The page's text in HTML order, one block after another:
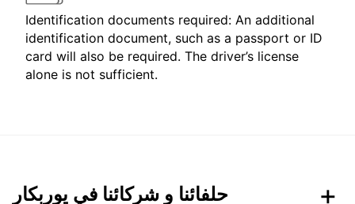
Identification documents required: An additional
identification document, such as a passport or ID
card will also be required. The driver’s license
alone is not sufficient.
حلفائنا و شركائنا في يوربكار